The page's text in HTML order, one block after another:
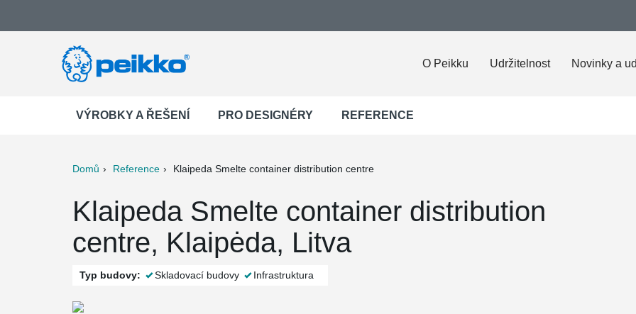
O Peikku Udržitelnost Novinky a
VÝROBKY A ŘEŠENÍ PRO DESIGNÉRY REFERENCE
Domů Reference Klaipeda Smelte container distribution centre
Klaipeda Smelte container distribution
centre, Klaipėda, Litva
Typ budovy: Skladovací budovy Infrastruktura